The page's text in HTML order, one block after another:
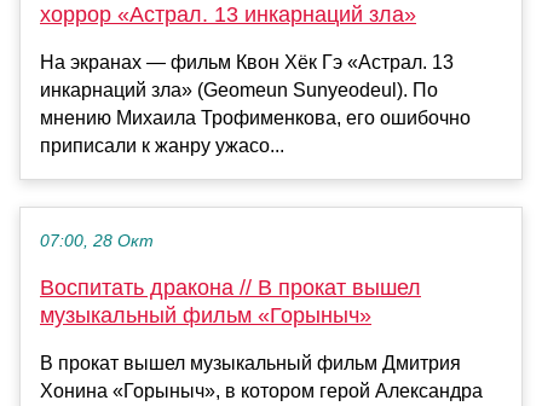
хоррор «Астрал. 13 инкарнаций зла»
На экранах — фильм Квон Хёк Гэ «Астрал. 13
инкарнаций зла» (Geomeun Sunyeodeul). По
мнению Михаила Трофименкова, его ошибочно
приписали к жанру ужасо...
07:00, 28 Окт
Воспитать дракона // В прокат вышел
музыкальный фильм «Горыныч»
В прокат вышел музыкальный фильм Дмитрия
Хонина «Горыныч», в котором герой Александра